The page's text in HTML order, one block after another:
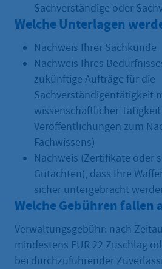
Sachverständige oder
Welche Unterlagen
Nachweis Ihrer Sachkunde
Nachweis Ihres
zukünftige Aufträge für die
Sachverständigentätigkeit
wissenschaftlicher
Veröffentlichungen zum
Fachwissens)
Nachweis (Zertifikate oder
Gutachten), dass Ihre
sicher untergebracht
Welche Gebühren fallen
Verwaltungsgebühr: nach
mindestens EUR 22 Zuschlag
bei durchzuführender